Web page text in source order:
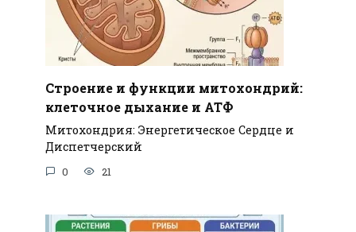
Строение и функции митохондрий:
клеточное дыхание и АТФ
Митохондрия: Энергетическое Сердце и
Диспетчерский
0 21